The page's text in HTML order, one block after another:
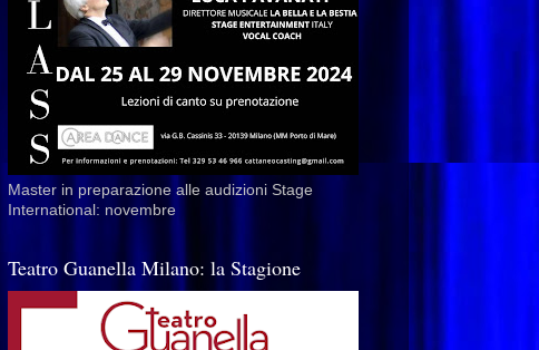
Master in preparazione alle audizioni Stage
International: novembre
Teatro Guanella Milano: la Stagione